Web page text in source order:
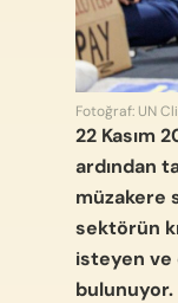
Fotoğraf: UN
22 Kasım
ardından
müzakere
sektörün
isteyen ve